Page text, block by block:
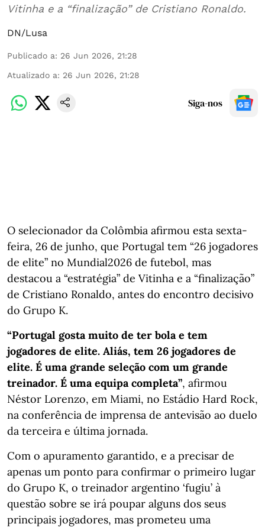
Vitinha e a “finalização” de Cristiano Ronaldo.
DN/Lusa
Publicado a: 26 Jun 2026, 21:28
Atualizado a: 26 Jun 2026, 21:28
Siga-nos
O selecionador da Colômbia afirmou esta sexta-
feira, 26 de junho, que Portugal tem “26 jogadores
de elite” no Mundial2026 de futebol, mas
destacou a “estratégia” de Vitinha e a “finalização”
de Cristiano Ronaldo, antes do encontro decisivo
do Grupo K.
“Portugal gosta muito de ter bola e tem
jogadores de elite. Aliás, tem 26 jogadores de
elite. É uma grande seleção com um grande
treinador. É uma equipa completa”, afirmou
Néstor Lorenzo, em Miami, no Estádio Hard Rock,
na conferência de imprensa de antevisão ao duelo
da terceira e última jornada.
Com o apuramento garantido, e a precisar de
apenas um ponto para confirmar o primeiro lugar
do Grupo K, o treinador argentino ‘fugiu’ à
questão sobre se irá poupar alguns dos seus
principais jogadores, mas prometeu uma